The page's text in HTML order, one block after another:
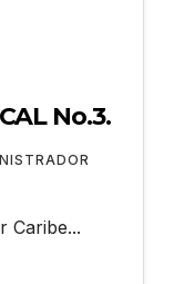
No.3.
Caribe...